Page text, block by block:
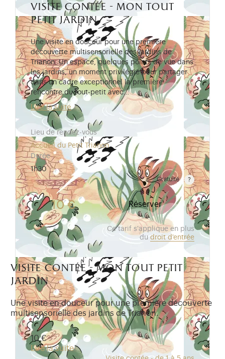
visite contée - mon tout
petit jardin
Une visite en douceur pour une première
découverte multisensorielle des jardins de
Trianon. Un espace, quelques points de vue dans
les jardins, un moment privilégié pour partager
dans un cadre exceptionnel la première
rencontre du tout-petit avec…
Lire la suite
Lieu de rendez-vous
Accueil du Petit Trianon
Durée
1h30
Gratuité
Gratuit pour les enfants de moins de 10 ans. Tarif
10 € Réserver
Ce tarif s'applique en plus
du droit d'entrée
visite contée - mon tout petit
jardin
Une visite en douceur pour une première découverte
multisensorielle des jardins de Trianon.
10 €
Lire la suite